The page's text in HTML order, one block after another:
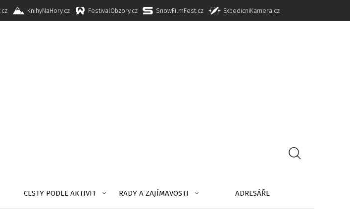
KnihyNaHory.cz FestivalObzory.cz SnowFilmFest.cz ExpedicniKamera.cz
CESTY PODLE AKTIVIT RADY A ZAJÍMAVOSTI ADRESÁŘE